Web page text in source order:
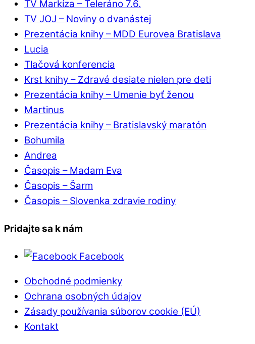
TV Markíza – Teleráno 7.6.
TV JOJ – Noviny o dvanástej
Prezentácia knihy – MDD Eurovea Bratislava
Lucia
Tlačová konferencia
Krst knihy – Zdravé desiate nielen pre deti
Prezentácia knihy – Umenie byť ženou
Martinus
Prezentácia knihy – Bratislavský maratón
Bohumila
Andrea
Časopis – Madam Eva
Časopis – Šarm
Časopis – Slovenka zdravie rodiny
Pridajte sa k nám
Facebook
Obchodné podmienky
Ochrana osobných údajov
Zásady používania súborov cookie (EÚ)
Kontakt